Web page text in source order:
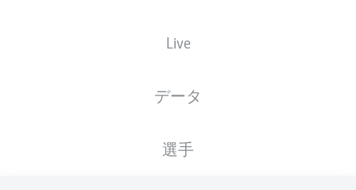
Live
データ
選手